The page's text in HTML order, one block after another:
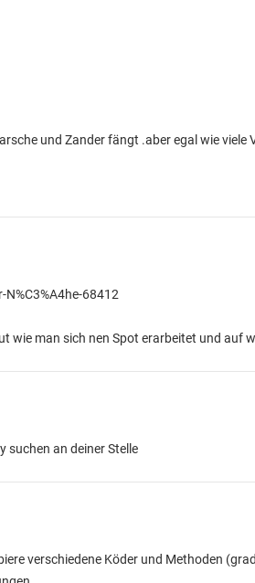
und Zander fängt .aber egal wie viele
68412
wie man sich nen Spot erarbeitet und auf
suchen an deiner Stelle
verschiedene Köder und Methoden